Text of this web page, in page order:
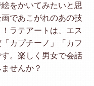
をかいてみたいと思
であこがれのあの技
ラテアートは、エス
カプチーノ」「カフ
。楽しく男女で会話
せんか？